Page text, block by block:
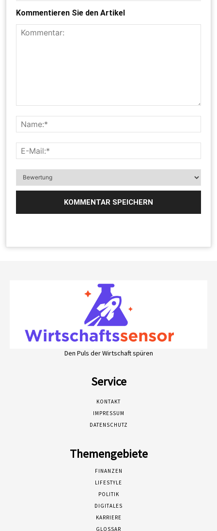
Kommentieren Sie den Artikel
Den Puls der Wirtschaft spüren
Service
KONTAKT
IMPRESSUM
DATENSCHUTZ
Themengebiete
FINANZEN
LIFESTYLE
POLITIK
DIGITALES
KARRIERE
GLOSSAR